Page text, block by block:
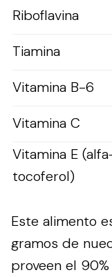
Riboflavina
Tiamina
Vitamina B-6
Vitamina C
Vitamina E
tocoferol)
Este alimento
gramos de
proveen el